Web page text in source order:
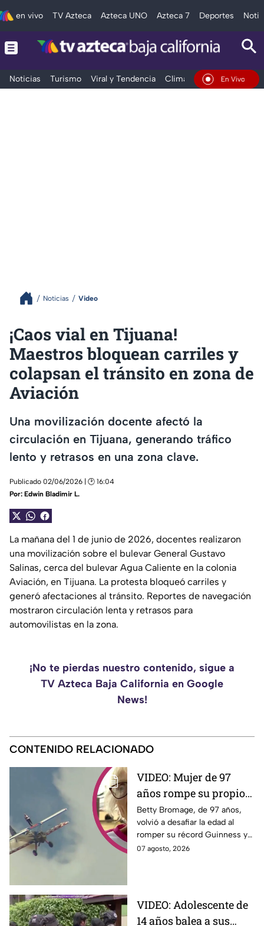
en vivo TV Azteca Azteca UNO Azteca 7 Deportes
Noticias Turismo Viral y Tendencia Clima Deportes
En Vivo
Noticias Video
¡Caos vial en Tijuana!
Maestros bloquean carriles y
colapsan el tránsito en zona de
Aviación
Una movilización docente afectó la
circulación en Tijuana, generando tráfico
lento y retrasos en una zona clave.
Publicado 02/06/2026 | 🕑 16:04
Por: Edwin Bladimir L.
La mañana del 1 de junio de 2026, docentes realizaron
una movilización sobre el bulevar General Gustavo
Salinas, cerca del bulevar Agua Caliente en la colonia
Aviación, en Tijuana. La protesta bloqueó carriles y
generó afectaciones al tránsito. Reportes de navegación
mostraron circulación lenta y retrasos para
automovilistas en la zona.
¡No te pierdas nuestro contenido, sigue a
TV Azteca Baja California en Google
News!
CONTENIDO RELACIONADO
VIDEO: Mujer de 97
años rompe su propio
Récord Guinness al
caminar sobre ala de
avión en vuelo;
acababa de sufrir un
Betty Bromage, de 97 años,
volvió a desafiar la edad al
romper su récord Guinness y
recaudar fondos para un
07 agosto, 2026
VIDEO: Adolescente de
14 años balea a sus